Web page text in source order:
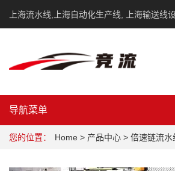
上海流水线,上海自动化生产线, 上海输送线
导航菜单
您的位置： Home > 产品中心 > 倍速链流水